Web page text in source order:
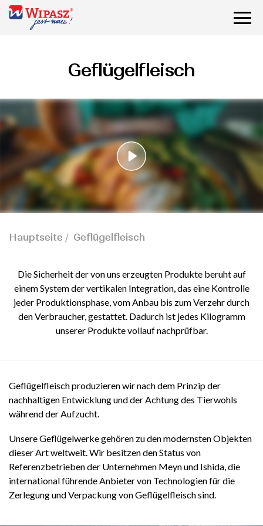
Geflügelfleisch
Hauptseite Geflügelfleisch
Die Sicherheit der von uns erzeugten Produkte beruht auf
einem System der vertikalen Integration, das eine Kontrolle
jeder Produktionsphase, vom Anbau bis zum Verzehr durch
den Verbraucher, gestattet. Dadurch ist jedes Kilogramm
unserer Produkte vollauf nachprüfbar.
Geflügelfleisch produzieren wir nach dem Prinzip der
nachhaltigen Entwicklung und der Achtung des Tierwohls
während der Aufzucht.
Unsere Geflügelwerke gehören zu den modernsten Objekten
dieser Art weltweit. Wir besitzen den Status von
Referenzbetrieben der Unternehmen Meyn und Ishida, die
international führende Anbieter von Technologien für die
Zerlegung und Verpackung von Geflügelfleisch sind.